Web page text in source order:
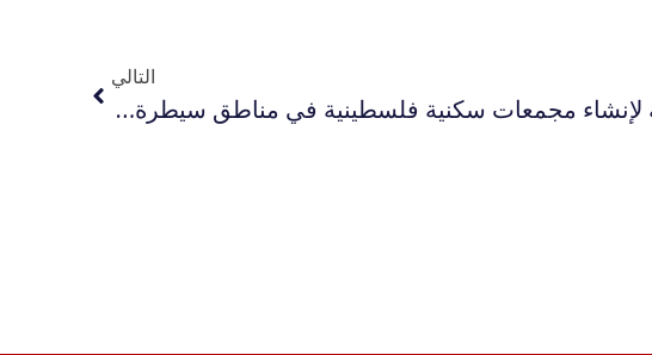
التالي
الخطة الأميركية لإنشاء مجمعات سكنية فلسطينية في مناطق سيطرة الاحتلال تنتهك معايير حقوق الإنسان